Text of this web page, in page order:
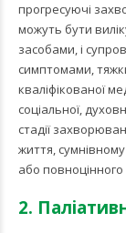
прогресуючі
можуть бути
засобами, і
симптомами,
кваліфікованої
соціальної,
стадії
життя,
або повноцінного
2.